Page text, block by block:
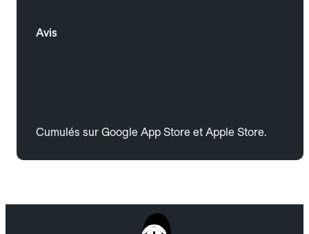
Avis
Cumulés sur Google App Store et Apple Store.